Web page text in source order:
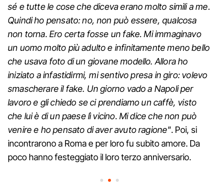
sé e tutte le cose che diceva erano molto simili a me.
Quindi ho pensato: no, non può essere, qualcosa
non torna. Ero certa fosse un fake. Mi immaginavo
un uomo molto più adulto e infinitamente meno bello
che usava foto di un giovane modello. Allora ho
iniziato a infastidirmi, mi sentivo presa in giro: volevo
smascherare il fake. Un giorno vado a Napoli per
lavoro e gli chiedo se ci prendiamo un caffè, visto
che lui è di un paese lì vicino. Mi dice che non può
venire e ho pensato di aver avuto ragione". Poi, si
incontrarono a Roma e per loro fu subito amore. Da
poco hanno festeggiato il loro terzo anniversario.